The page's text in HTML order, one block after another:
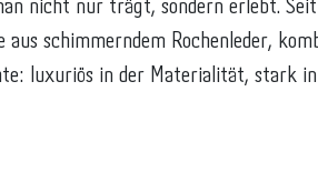
nicht nur trägt, sondern erlebt.
aus schimmerndem Rochenleder,
luxuriös in der Materialität, stark in